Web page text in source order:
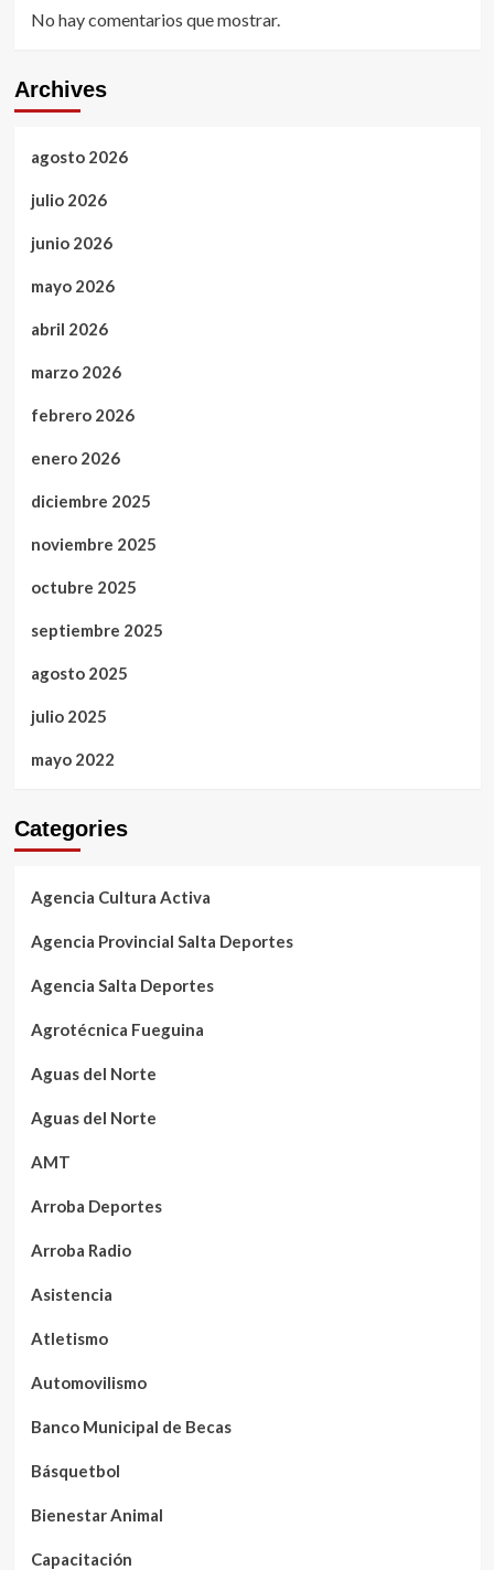
No hay comentarios que mostrar.
Archives
agosto 2026
julio 2026
junio 2026
mayo 2026
abril 2026
marzo 2026
febrero 2026
enero 2026
diciembre 2025
noviembre 2025
octubre 2025
septiembre 2025
agosto 2025
julio 2025
mayo 2022
Categories
Agencia Cultura Activa
Agencia Provincial Salta Deportes
Agencia Salta Deportes
Agrotécnica Fueguina
Aguas del Norte
Aguas del Norte
AMT
Arroba Deportes
Arroba Radio
Asistencia
Atletismo
Automovilismo
Banco Municipal de Becas
Básquetbol
Bienestar Animal
Capacitación